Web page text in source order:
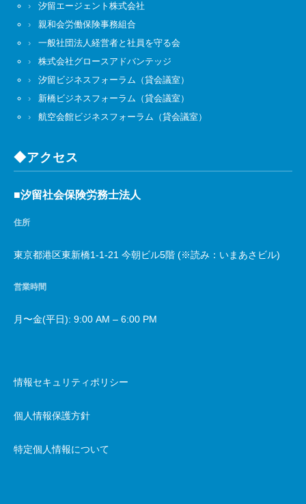
汐留エージェント株式会社
親和会労働保険事務組合
一般社団法人経営者と社員を守る会
株式会社グロースアドバンテッジ
汐留ビジネスフォーラム（貸会議室）
新橋ビジネスフォーラム（貸会議室）
航空会館ビジネスフォーラム（貸会議室）
◆アクセス
■汐留社会保険労務士法人
住所
東京都港区東新橋1-1-21 今朝ビル5階 (※読み：いまあさビル)
営業時間
月〜金(平日): 9:00 AM – 6:00 PM
情報セキュリティポリシー
個人情報保護方針
特定個人情報について